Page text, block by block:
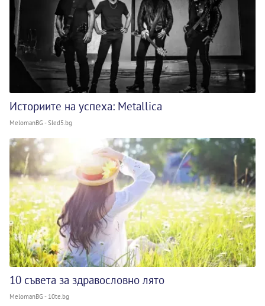
Историите на успеха: Metallica
MelomanBG - Sled5.bg
10 съвета за здравословно лято
MelomanBG - 10te.bg